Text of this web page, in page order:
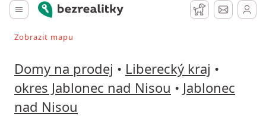
Hlavní menu
Bezrealitky Hlídací pes
Zprávy
Vyhledávat při pohybu v mapě
Zobrazit mapu
Domy na prodej • Liberecký kraj •
okres Jablonec nad Nisou • Jablonec
nad Nisou